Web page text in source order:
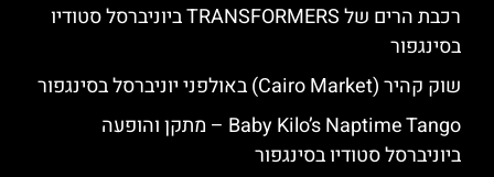
רכבת הרים של TRANSFORMERS ביוניברסל סטודיו
בסינגפור
שוק קהיר (Cairo Market) באולפני יוניברסל בסינגפור
Baby Kilo’s Naptime Tango – מתקן והופעה
ביוניברסל סטודיו בסינגפור